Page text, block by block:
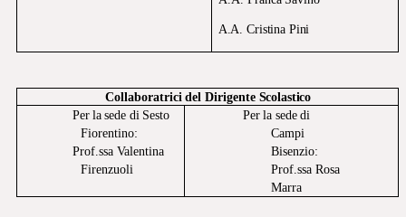
A.A. Cristina Pini
Collaboratrici del Dirigente Scolastico
Per la sede di Sesto
Fiorentino:
Prof.ssa Valentina
Firenzuoli
Per la sede di
Campi
Bisenzio:
Prof.ssa Rosa
Marra